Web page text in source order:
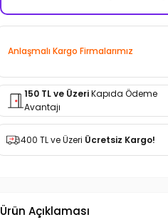
Anlaşmalı Kargo Firmalarımız
150 TL ve ÜzeriKapıda Ödeme
Avantajı
400 TL ve Üzeri Ücretsiz Kargo!
Ürün Açıklaması